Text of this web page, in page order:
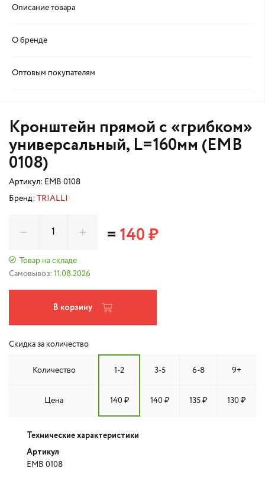
Описание товара
О бренде
Оптовым покупателям
Кронштейн прямой с «грибком»
универсальный, L=160мм (EMB
0108)
Артикул: EMB 0108
Бренд: TRIALLI
Товар на складе
Самовывоз: 11.08.2026
=140 ₽
В корзину
Скидка за количество
Количество 1-2 3-5 6-8 9+
Цена 140 ₽ 140 ₽ 135 ₽ 130 ₽
Технические характеристики
Артикул
EMB 0108